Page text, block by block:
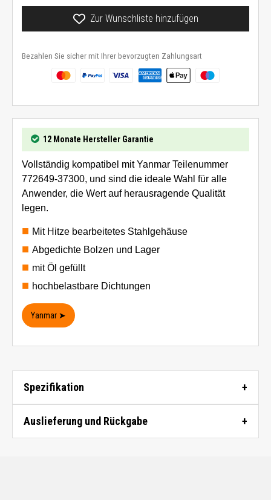
Zur Wunschliste hinzufügen
Bezahlen Sie sicher mit Ihrer bevorzugten Zahlungsart
12 Monate Hersteller Garantie
Vollständig kompatibel mit Yanmar Teilenummer
772649-37300, und sind die ideale Wahl für alle
Anwender, die Wert auf herausragende Qualität
legen.
Mit Hitze bearbeitetes Stahlgehäuse
Abgedichte Bolzen und Lager
mit Öl gefüllt
hochbelastbare Dichtungen
Yanmar ➤
Spezifikation
Auslieferung und Rückgabe